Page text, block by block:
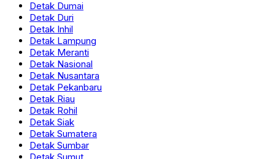
Detak Dumai
Detak Duri
Detak Inhil
Detak Lampung
Detak Meranti
Detak Nasional
Detak Nusantara
Detak Pekanbaru
Detak Riau
Detak Rohil
Detak Siak
Detak Sumatera
Detak Sumbar